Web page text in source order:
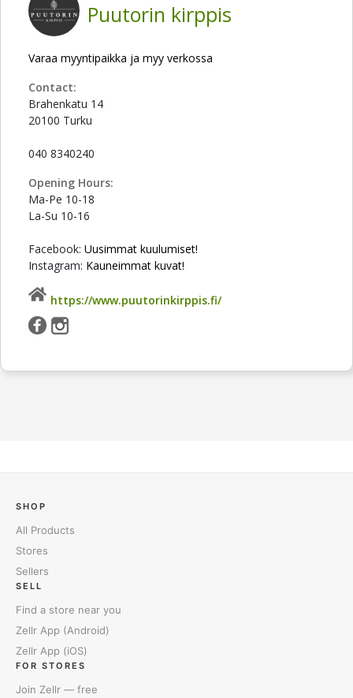
Puutorin kirppis
Varaa myyntipaikka ja myy verkossa
Contact:
Brahenkatu 14
20100 Turku
040 8340240
Opening Hours:
Ma-Pe 10-18
La-Su 10-16
Facebook: Uusimmat kuulumiset!
Instagram: Kauneimmat kuvat!
https://www.puutorinkirppis.fi/
SHOP
All Products
Stores
Sellers
SELL
Find a store near you
Zellr App (Android)
Zellr App (iOS)
FOR STORES
Join Zellr — free